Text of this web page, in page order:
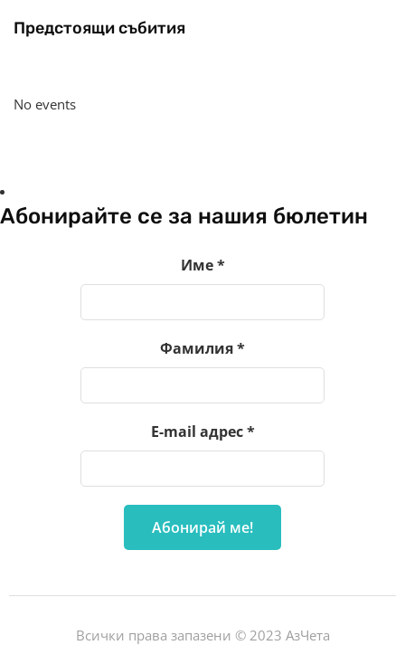
Предстоящи събития
No events
Абонирайте се за нашия бюлетин
Име*
Фамилия*
E-mail адрес*
Всички права запазени © 2023 АзЧета